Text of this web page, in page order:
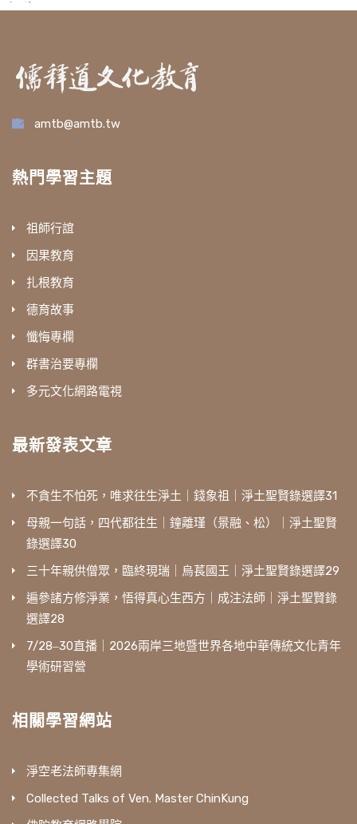
新生
amtb@amtb.tw
熱門學習主題
祖師行誼
因果教育
扎根教育
德育故事
懺悔專欄
群書治要專欄
多元文化網路電視
最新發表文章
不貪生不怕死，唯求往生淨土｜錢象祖｜淨土聖賢錄選譯31
母親一句話，四代都往生｜鐘離瑾（景融、松）｜淨土聖賢
錄選譯30
三十年親供僧眾，臨終現瑞｜烏萇國王｜淨土聖賢錄選譯29
遍參諸方修淨業，悟得真心生西方｜成注法師｜淨土聖賢錄
選譯28
7/28‒30直播｜2026兩岸三地暨世界各地中華傳統文化青年
學術研習營
相關學習網站
淨空老法師專集網
Collected Talks of Ven. Master ChinKung